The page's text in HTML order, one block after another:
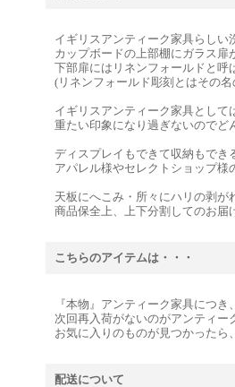
イギリスアンティーク家具らしい
カップボードの上部棚にガラス扉
下部扉にはリネンフォールドと呼
(リネンフォールド彫刻とはその
イギリスアンティーク家具として
重たい印象になり過ぎないのでど
ディスプレイもできて収納もでき
アパレル様やセレクトショップ様
天板にへこみ・所々にハリの剥が
商品保全上、上下分割してのお届
こちらのアイテムは・・・
『本物』アンティーク家具につき
次回再入荷がないのがアンティー
お気に入りのものが見つかったら
配送について